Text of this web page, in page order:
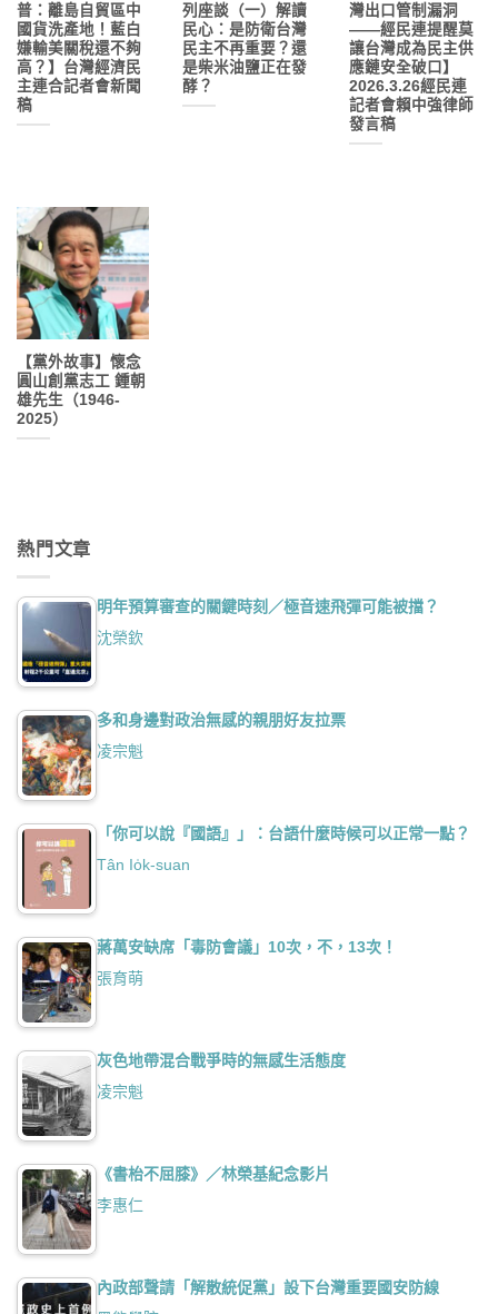
普：離島自貿區中
國貨洗產地！藍白
嫌輸美關稅還不夠
高？】台灣經濟民
主連合記者會新聞
稿
列座談（一）解讀
民心：是防衛台灣
民主不再重要？還
是柴米油鹽正在發
酵？
灣出口管制漏洞
——經民連提醒莫
讓台灣成為民主供
應鏈安全破口】
2026.3.26經民連
記者會賴中強律師
發言稿
【黨外故事】懷念
圓山創黨志工 鍾朝
雄先生（1946-
2025）
熱門文章
明年預算審查的關鍵時刻／極音速飛彈可能被擋？
沈榮欽
多和身邊對政治無感的親朋好友拉票
凌宗魁
「你可以說『國語』」：台語什麼時候可以正常一點？
Tân Io̍k-suan
蔣萬安缺席「毒防會議」10次，不，13次！
張育萌
灰色地帶混合戰爭時的無感生活態度
凌宗魁
《書枱不屈膝》／林榮基紀念影片
李惠仁
內政部聲請「解散統促黨」設下台灣重要國安防線